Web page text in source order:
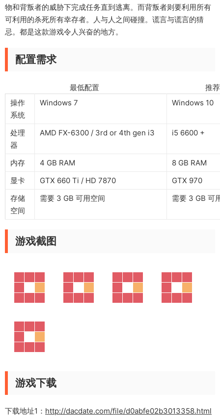
物和背叛者的威胁下完成任务直到逃离。而背叛者则要利用所有
可利用的杀死所有幸存者。人与人之间碰撞。谎言与谎言的猜
忌。都是这款游戏令人兴奋的地方。
配置需求
最低配置 推荐配
操作
系统
Windows 7 Windows 10
处理
器
AMD FX-6300 / 3rd or 4th gen i3 i5 6600 +
内存 4 GB RAM
8 GB RAM
显卡
GTX 660 Ti / HD 7870
GTX 970
存储
空间
需要 3 GB 可用空间 需要 3 GB 可
游戏截图
游戏下载
下载地址1： http://dacdate.com/file/d0abfe02b3013358.html